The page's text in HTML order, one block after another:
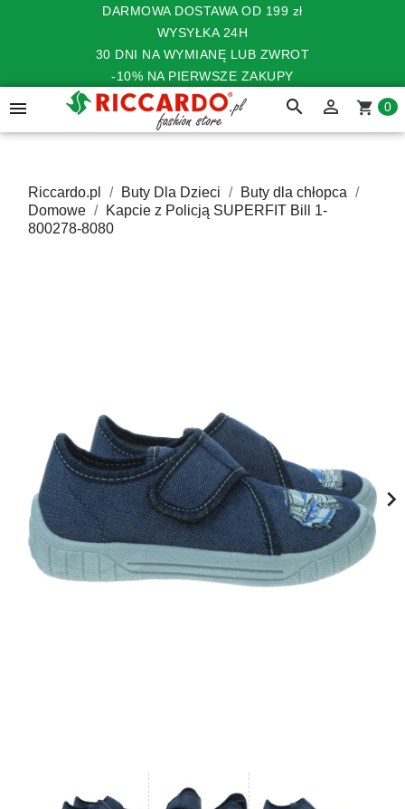
DARMOWA DOSTAWA OD 199 zł
WYSYŁKA 24H
30 DNI NA WYMIANĘ LUB ZWROT
-10% NA PIERWSZE ZAKUPY
 search  shopping_cart 0
Riccardo.pl Buty Dla Dzieci
Buty dla chłopca
Domowe
Kapcie z Policją SUPERFIT Bill 1-
800278-8080
